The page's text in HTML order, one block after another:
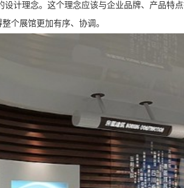
计理念。这个理念应该与企业品牌、产品特
个展馆更加有序、协调。